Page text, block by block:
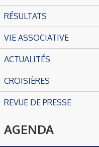
RÉSULTATS
VIE ASSOCIATIVE
ACTUALITÉS
CROISIÈRES
REVUE DE PRESSE
AGENDA